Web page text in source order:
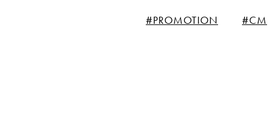
#PROMOTION #CM